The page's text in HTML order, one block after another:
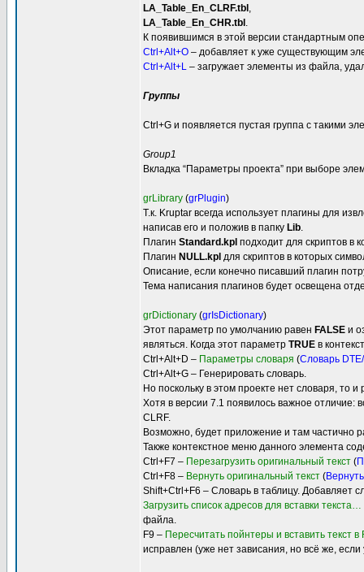
LA_Table_En_CLRF.tbl ,
LA_Table_En_CHR.tbl .
К появившимся в этой версии стандартным
Ctrl+Alt+O – добавляет к уже существующим
Ctrl+Alt+L – загружает элементы из файла,
Группы
Ctrl+G и появляется пустая группа с такими
Group1
Вкладка “Параметры проекта” при выборе
grLibrary (grPlugin)
Т.к. Kruptar всегда использует плагины для
написав его и положив в папку Lib.
Плагин Standard.kpl подходит для скриптов в
Плагин NULL.kpl для скриптов в которых
Описание, если конечно писавший плагин
Тема написания плагинов будет освещена
grDictionary (grIsDictionary)
Этот параметр по умолчанию равен FALSE и
являться. Когда этот параметр TRUE в
Ctrl+Alt+D – Параметры словаря (Словарь
Ctrl+Alt+G – Генерировать словарь.
Но поскольку в этом проекте нет словаря, то
Хотя в версии 7.1 появилось важное отличие:
CLRF.
Возможно, будет приложение и там частично
Также контекстное меню данного элемента
Ctrl+F7 – Перезагрузить оригинальный текст (
Ctrl+F8 – Вернуть оригинальный текст (
Shift+Ctrl+F6 – Словарь в таблицу. Добавляет
Загрузить список адресов для вставки текста…
файла.
F9 – Пересчитать пойнтеры и вставить текст в
исправлен (уже нет зависания, но всё же,